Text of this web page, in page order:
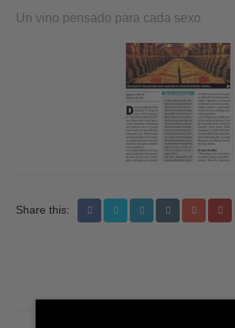
Un vino pensado para cada sexo
Share this: